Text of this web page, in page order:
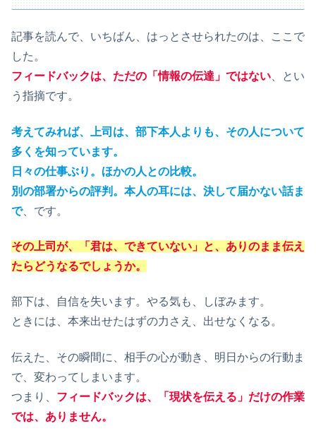
記事を読んで、いちばん、はっとさせられたのは、ここで
した。
フィードバックは、ただの「情報の伝達」ではない 、とい
う指摘です。
考えてみれば、上司は、部下本人よりも、その人について
多くを知っています。
日々の仕事ぶり。ほかの人との比較。
別の部署からの評判。本人の耳には、決して届かない話ま
で、です。
その上司が、「君は、できていない」と、ありのまま伝え
たらどうなるでしょうか。
部下は、自信を失います。やる気も、しぼみます。
ときには、本来出せたはずの力さえ、出せなくなる。
伝えた、その瞬間に、相手の心が動き、明日からの行動ま
で、変わってしまいます。
つまり、 フィードバックは、「現状を伝える」だけの作業
では、ありません。